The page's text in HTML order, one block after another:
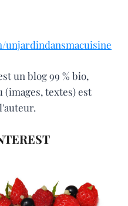
unjardindansmacuisine
un blog 99 % bio,
textes) est